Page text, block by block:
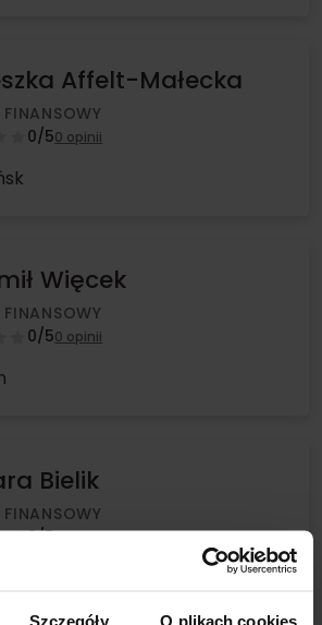
Szczegóły O plikach cookies
Affelt-Małecka
FINANSOWY
0/50 opinii
Więcek
FINANSOWY
0/50 opinii
Bielik
FINANSOWY
0/50 opinii